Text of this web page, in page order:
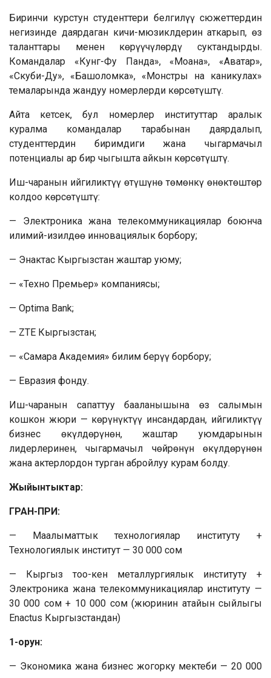
Биринчи курстун студенттери белгилүү сюжеттердин
негизинде даярдаган кичи-мюзиклдерин аткарып, өз
таланттары менен көрүүчүлөрдү суктандырды.
Командалар «Кунг-Фу Панда», «Моана», «Аватар»,
«Скуби-Ду», «Башоломка», «Монстры на каникулах»
темаларында жандуу номерлерди көрсөтүштү.
Айта кетсек, бул номерлер институттар аралык
куралма командалар тарабынан даярдалып,
студенттердин биримдиги жана чыгармачыл
потенциалы ар бир чыгышта айкын көрсөтүштү.
Иш-чаранын ийгиликтүү өтүшүнө төмөнкү өнөктөштөр
колдоо көрсөтүштү:
— Электроника жана телекоммуникациялар боюнча
илимий-изилдөө инновациялык борбору;
— Энактас Кыргызстан жаштар уюму;
— «Техно Премьер» компаниясы;
— Optima Bank;
— ZTE Кыргызстан;
— «Самара Академия» билим берүү борбору;
— Евразия фонду.
Иш-чаранын сапаттуу бааланышына өз салымын
кошкон жюри — көрүнүктүү инсандардан, ийгиликтүү
бизнес өкүлдөрүнөн, жаштар уюмдарынын
лидерлеринен, чыгармачыл чөйрөнүн өкүлдөрүнөн
жана актерлордон турган абройлуу курам болду.
Жыйынтыктар:
ГРАН-ПРИ:
— Маалыматтык технологиялар институту +
Технологиялык институт — 30 000 сом
— Кыргыз тоо-кен металлургиялык институту +
Электроника жана телекоммуникациялар институту —
30 000 сом + 10 000 сом (жюринин атайын сыйлыгы
Enactus Кыргызстандан)
1-орун:
— Экономика жана бизнес жогорку мектеби — 20 000